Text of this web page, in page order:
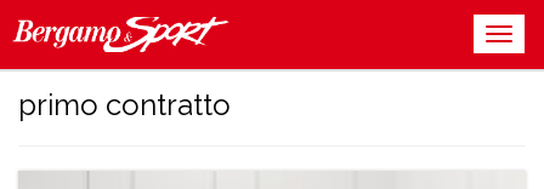
primo contratto